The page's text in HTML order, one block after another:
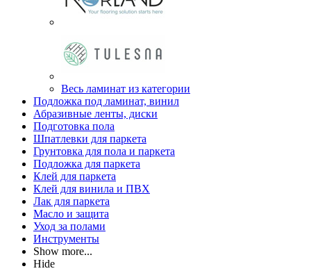
Весь ламинат из категории
Подложка под ламинат, винил
Абразивные ленты, диски
Подготовка пола
Шпатлевки для паркета
Грунтовка для пола и паркета
Подложка для паркета
Клей для паркета
Клей для винила и ПВХ
Лак для паркета
Масло и защита
Уход за полами
Инструменты
Show more...
Hide